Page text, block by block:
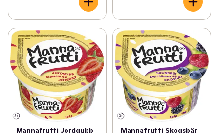
Cottage cheese, kvarg & skyr
✓ Mellanmål & desserter (98)
Mannafrutti Jordgubb
Mannafrutti Skogsbär